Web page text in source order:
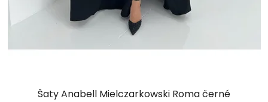
Šaty Anabell Mielczarkowski Roma černé